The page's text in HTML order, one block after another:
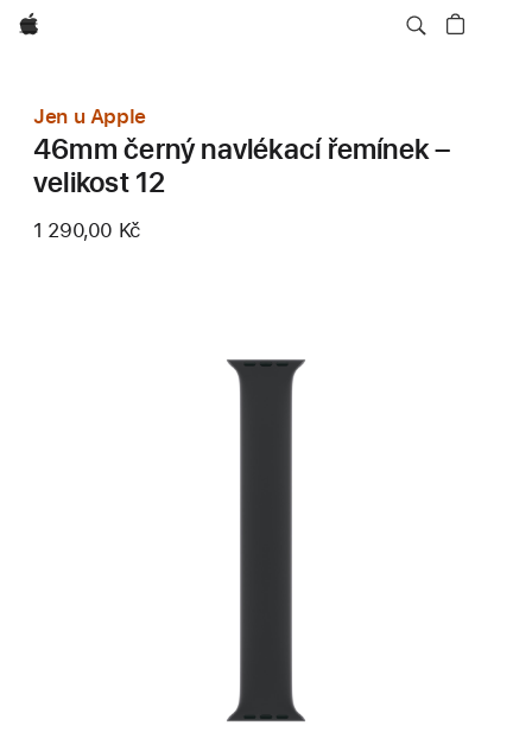
Apple
Jen u Apple
46mm černý navlékací řemínek –
velikost 12
1 290,00 Kč